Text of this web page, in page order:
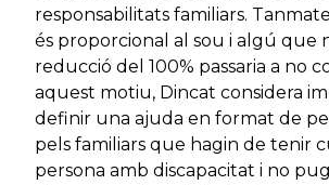
responsabilitats familiars.
és proporcional al sou i algú que
reducció del 100% passaria a no
aquest motiu, Dincat considera
definir una ajuda en format de
pels familiars que hagin de tenir
persona amb discapacitat i no